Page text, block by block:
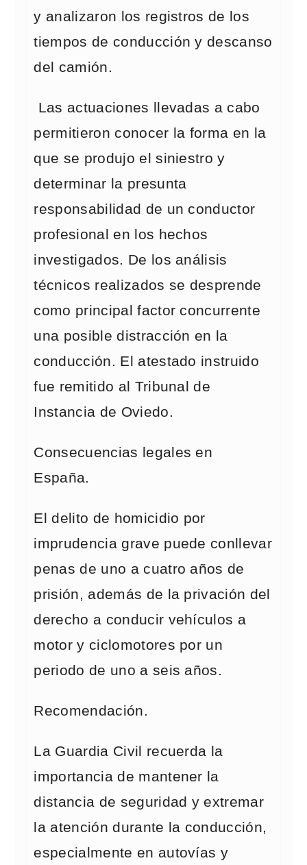
y analizaron los registros de los
tiempos de conducción y descanso
del camión.
Las actuaciones llevadas a cabo
permitieron conocer la forma en la
que se produjo el siniestro y
determinar la presunta
responsabilidad de un conductor
profesional en los hechos
investigados. De los análisis
técnicos realizados se desprende
como principal factor concurrente
una posible distracción en la
conducción. El atestado instruido
fue remitido al Tribunal de
Instancia de Oviedo.
Consecuencias legales en
España.
El delito de homicidio por
imprudencia grave puede conllevar
penas de uno a cuatro años de
prisión, además de la privación del
derecho a conducir vehículos a
motor y ciclomotores por un
periodo de uno a seis años.
Recomendación.
La Guardia Civil recuerda la
importancia de mantener la
distancia de seguridad y extremar
la atención durante la conducción,
especialmente en autovías y